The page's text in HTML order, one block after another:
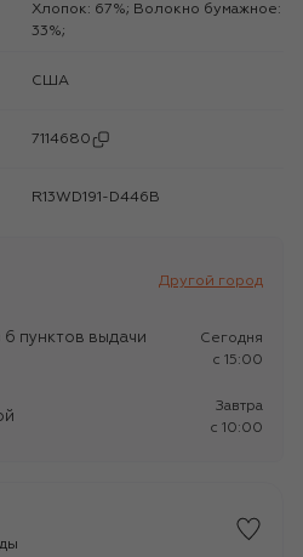
Хлопок: 67%; Волокно бумажное:
33%;
США
7114680
R13WD191-D446B
Другой город
пунктов выдачи
Сегодня
c 15:00
Завтра
c 10:00